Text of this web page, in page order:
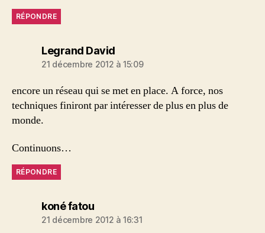
RÉPONDRE
Legrand Daviddit :
21 décembre 2012 à 15:09
encore un réseau qui se met en place. A force, nos
techniques finiront par intéresser de plus en plus de
monde.
Continuons…
RÉPONDRE
koné fatoudit :
21 décembre 2012 à 16:31